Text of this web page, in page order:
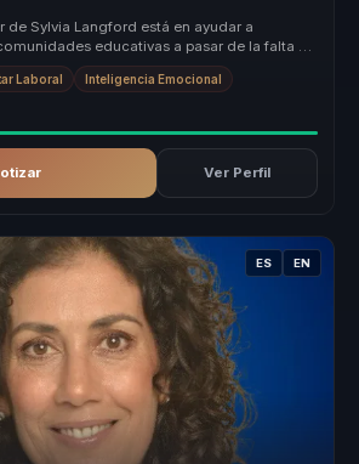
de Sylvia Langford está en ayudar a
educativas a pasar de la falta de
Laboral Inteligencia Emocional
Ver Perfil
ES EN